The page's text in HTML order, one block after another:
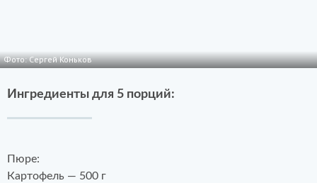
Фото: Сергей Коньков
Ингредиенты для 5 порций:
Пюре:
Картофель — 500 г